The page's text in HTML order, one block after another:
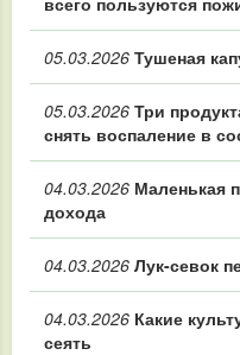
05.03.2026 Тушеная
05.03.2026 Три
снять воспаление в
04.03.2026 Маленькая
дохода
04.03.2026 Лук-севок
04.03.2026 Какие
сеять